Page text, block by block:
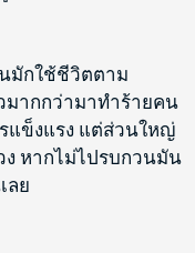
มักใช้ชีวิตตาม
ากกว่ามาทำร้ายคน
แข็งแรง แต่ส่วนใหญ่
ง หากไม่ไปรบกวนมัน
ลย